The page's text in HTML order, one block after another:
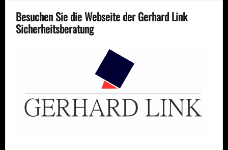
Besuchen Sie die Webseite der Gerhard Link
Sicherheitsberatung